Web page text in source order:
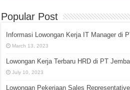
Popular Post
Informasi Lowongan Kerja IT Manager di
March 13, 2023
Lowongan Kerja Terbaru HRD di PT
July 10, 2023
Lowongan Pekerjaan Sales